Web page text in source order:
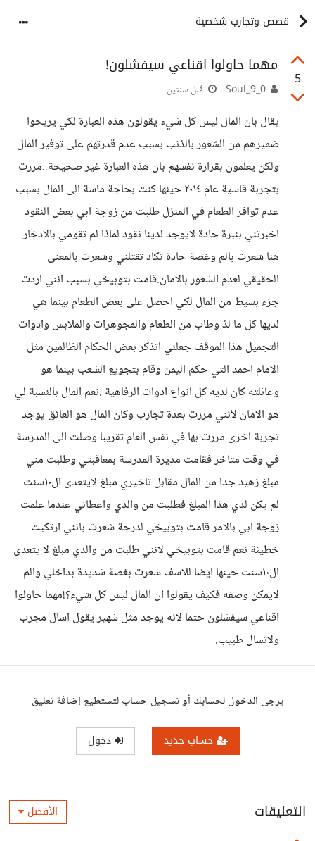
قصص وتجارب شخصية
5
مهما حاولوا اقناعي سيفشلون!
قبل سنتين
يقال بان المال ليس كل شيء يقولون هذه العبارة لكي يريحوا
ضميرهم من الشعور بالذنب بسبب عدم قدرتهم على توفير المال
ولكن يعلمون بقرارة نفسهم بان هذه العبارة غير صحيحة..مررت
بتجربة قاسية عام ٢٠١٤ حينها كنت بحاجة ماسة الى المال بسبب
عدم توافر الطعام في المنزل طلبت من زوجة ابي بعض النقود
اخبرتني بنبرة حادة لايوجد لدينا نقود لماذا لم تقومي بالادخار
هنا شعرت بالم وغصة حادة تكاد تقتلني وشعرت بالمعنى
الحقيقي لعدم الشعور بالامان.قامت بتوبيخي بسبب انني اردت
جزء بسيط من المال لكي احصل على بعض الطعام بينما هي
لديها كل ما لذ وطاب من الطعام والمجوهرات والملابس وادوات
التجميل هذا الموقف جعلني اتذكر بعض الحكام الظالمين مثل
الامام احمد التي حكم اليمن وقام بتجويع الشعب بينما هو
وعائلته كان لديه كل انواع ادوات الرفاهية .نعم المال بالنسبة لي
هو الامان لأنني مررت بعدة تجارب وكان المال هو العائق يوجد
تجربة اخرى مررت بها في نفس العام تقريبا وصلت الى المدرسة
في وقت متاخر فقامت مديرة المدرسة بمعاقبتي وطلبت مني
مبلغ زهيد جدا من المال مقابل تاخيري مبلغ لايتعدى ال١٠سنت
لم يكن لدي هذا المبلغ فطلبت من والدي واعطاني عندما علمت
زوجة ابي بالامر قامت بتوبيخي لدرجة شعرت بانني ارتكبت
خطيئة نعم قامت بتوبيخي لانني طلبت من والدي مبلغ لا يتعدى
ال١٠سنت حينها ايضا للاسف شعرت بغصة شديدة بداخلي والم
لايمكن وصفه فكيف يقولوا ان المال ليس كل شيء؟!مهما حاولوا
اقناعي سيفشلون حتما لانه يوجد مثل شهير يقول اسال مجرب
ولاتسال طبيب.
يرجى الدخول لحسابك أو تسجيل حساب لتستطيع إضافة تعليق
حساب جديد دخول
التعليقات الأفضل